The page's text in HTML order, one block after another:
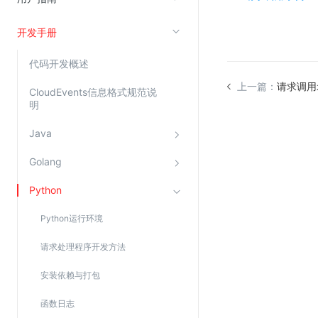
开发手册
代码开发概述
CloudEvents信息格式规范说
明
Java
Golang
Python
Python运行环境
请求处理程序开发方法
安装依赖与打包
函数日志
视频云服务
云直播(KLS)
边缘节点计算
金山云云防火墙
大模型应用防火墙
渗透测试
主机安全
上一篇： 请求调